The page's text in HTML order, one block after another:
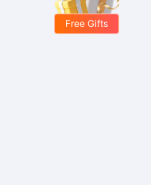
Free Gifts